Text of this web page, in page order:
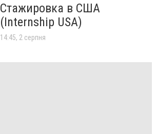
Стажировка в США
(Internship USA)
14:45, 2 серпня